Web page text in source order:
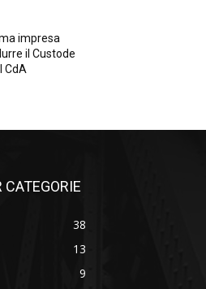
impresa
il Custode
CdA
38
13
9